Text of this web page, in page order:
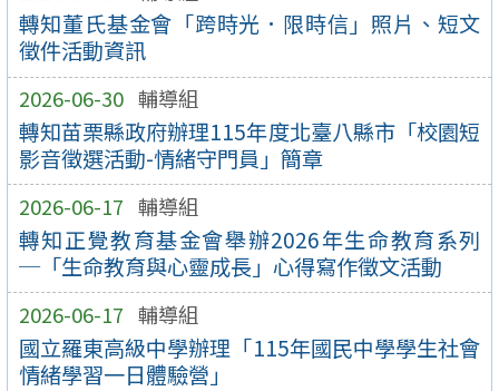
轉知董氏基金會「跨時光．限時信」照片、短文
徵件活動資訊
2026-06-30 輔導組
轉知苗栗縣政府辦理115年度北臺八縣市「校園短
影音徵選活動-情緒守門員」簡章
2026-06-17 輔導組
轉知正覺教育基金會舉辦2026年生命教育系列
─「生命教育與心靈成長」心得寫作徵文活動
2026-06-17 輔導組
國立羅東高級中學辦理「115年國民中學學生社會
情緒學習一日體驗營」